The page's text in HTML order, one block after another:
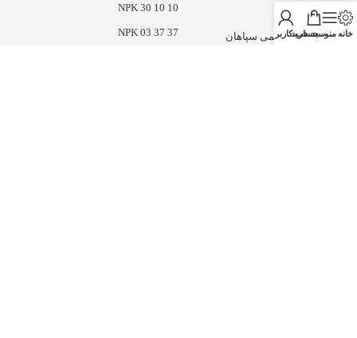
دریافت مشاوره
شرکت نوبهاران شیمی سپاهان
NPK 30 10 10
NPK 03 37 37 خانه منوسبد خرید
حساب کاربری من